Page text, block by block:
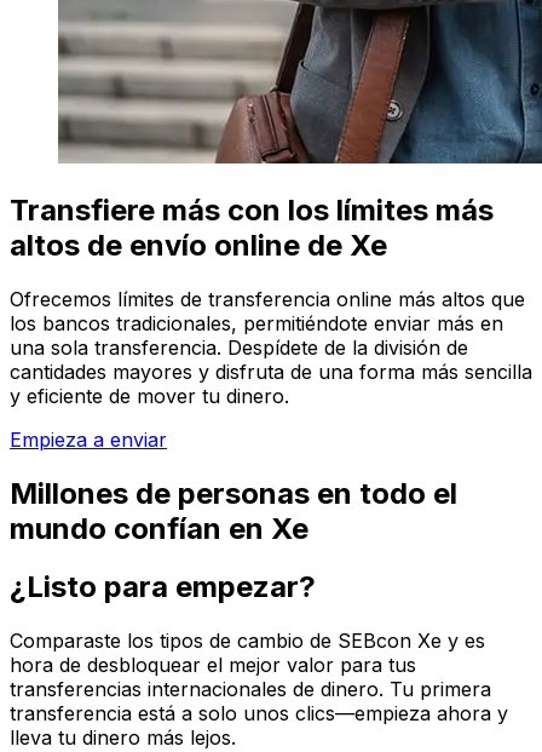
Transfiere más con los límites más
altos de envío online de Xe
Ofrecemos límites de transferencia online más altos que
los bancos tradicionales, permitiéndote enviar más en
una sola transferencia. Despídete de la división de
cantidades mayores y disfruta de una forma más sencilla
y eficiente de mover tu dinero.
Empieza a enviar
Millones de personas en todo el
mundo confían en Xe
¿Listo para empezar?
Comparaste los tipos de cambio de SEBcon Xe y es
hora de desbloquear el mejor valor para tus
transferencias internacionales de dinero. Tu primera
transferencia está a solo unos clics—empieza ahora y
lleva tu dinero más lejos.